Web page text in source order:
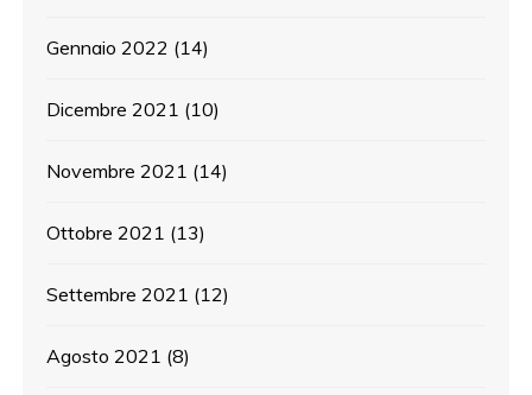
Gennaio 2022 (14)
Dicembre 2021 (10)
Novembre 2021 (14)
Ottobre 2021 (13)
Settembre 2021 (12)
Agosto 2021 (8)